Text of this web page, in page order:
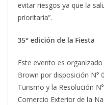
evitar riesgos ya que la
prioritaria”.
35° edición de la Fiesta
Este evento es
Brown por disposición N°
Turismo y la Resolución
Comercio Exterior de la